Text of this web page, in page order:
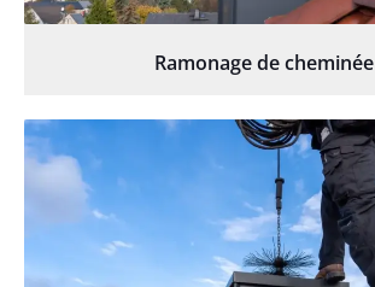
Ramonage de cheminée